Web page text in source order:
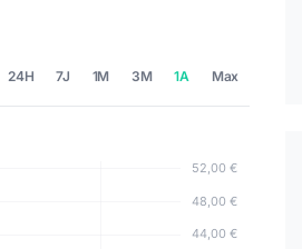
24H 7J 1M 3M 1A Max